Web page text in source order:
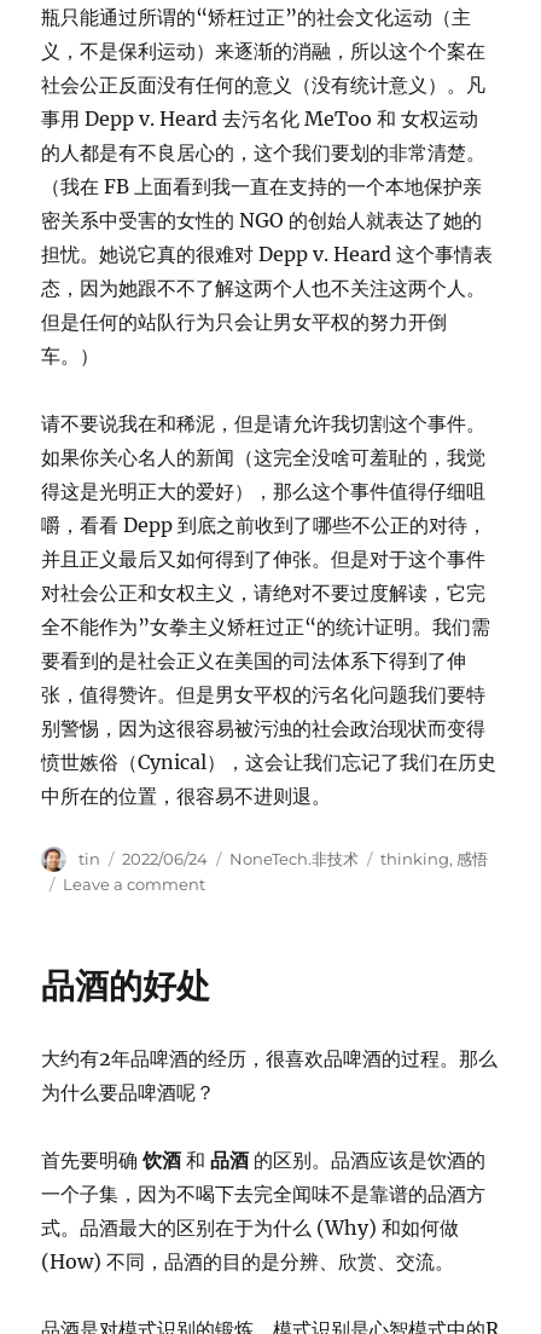
瓶只能通过所谓的“矫枉过正”的社会文化运动（主
义，不是保利运动）来逐渐的消融，所以这个个案在
社会公正反面没有任何的意义（没有统计意义）。凡
事用 Depp v. Heard 去污名化 MeToo 和 女权运动
的人都是有不良居心的，这个我们要划的非常清楚。
（我在 FB 上面看到我一直在支持的一个本地保护亲
密关系中受害的女性的 NGO 的创始人就表达了她的
担忧。她说它真的很难对 Depp v. Heard 这个事情表
态，因为她跟不不了解这两个人也不关注这两个人。
但是任何的站队行为只会让男女平权的努力开倒
车。）
请不要说我在和稀泥，但是请允许我切割这个事件。
如果你关心名人的新闻（这完全没啥可羞耻的，我觉
得这是光明正大的爱好），那么这个事件值得仔细咀
嚼，看看 Depp 到底之前收到了哪些不公正的对待，
并且正义最后又如何得到了伸张。但是对于这个事件
对社会公正和女权主义，请绝对不要过度解读，它完
全不能作为”女拳主义矫枉过正“的统计证明。我们需
要看到的是社会正义在美国的司法体系下得到了伸
张，值得赞许。但是男女平权的污名化问题我们要特
别警惕，因为这很容易被污浊的社会政治现状而变得
愤世嫉俗（Cynical），这会让我们忘记了我们在历史
中所在的位置，很容易不进则退。
Author
tin
Posted
on
2022/06/24 Categories
NoneTech.非技术 Tags
thinking, 感悟
Leave a commenton
人
和
女
义
品酒的好处
大约有2年品啤酒的经历，很喜欢品啤酒的过程。那么
为什么要品啤酒呢？
首先要明确饮酒 和品酒 的区别。品酒应该是饮酒的
一个子集，因为不喝下去完全闻味不是靠谱的品酒方
式。品酒最大的区别在于为什么 (Why) 和如何做
(How) 不同，品酒的目的是分辨、欣赏、交流。
品酒是对模式识别的锻炼。模式识别是心智模式中的R